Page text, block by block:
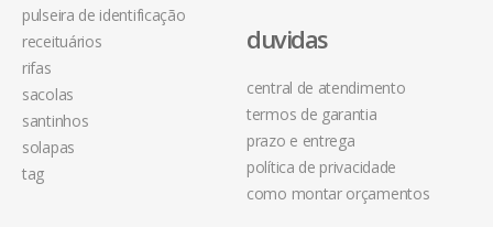
pulseira de identificação
receituários
rifas
sacolas
santinhos
solapas
tag
duvidas
central de atendimento
termos de garantia
prazo e entrega
política de privacidade
como montar orçamentos